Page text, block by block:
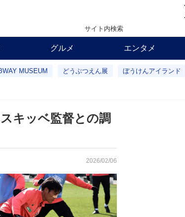
サイト内検索
グルメ エンタメ
MUSEUM どうぶつえん展 ぼうけんアイランド
キッベ監督との調
2026/02/06